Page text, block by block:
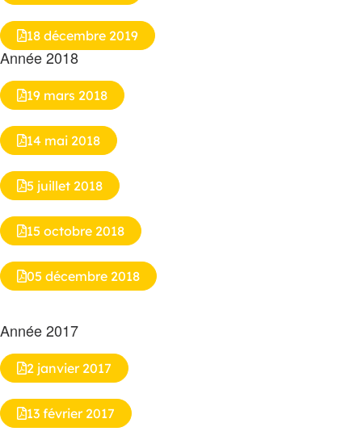
18 décembre 2019
Année 2018
19 mars 2018
14 mai 2018
5 juillet 2018
15 octobre 2018
05 décembre 2018
Année 2017
2 janvier 2017
13 février 2017